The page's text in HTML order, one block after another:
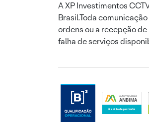
A XP Investimentos
Brasil.Toda
ordens ou a recepção
falha de serviços